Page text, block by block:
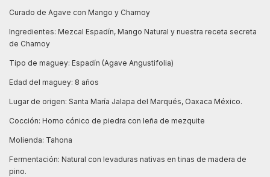
Curado de Agave con Mango y Chamoy
Ingredientes: Mezcal Espadín, Mango Natural y nuestra receta secreta
de Chamoy
Tipo de maguey: Espadín (Agave Angustifolia)
Edad del maguey: 8 años
Lugar de origen: Santa María Jalapa del Marqués, Oaxaca México.
Cocción: Horno cónico de piedra con leña de mezquite
Molienda: Tahona
Fermentación: Natural con levaduras nativas en tinas de madera de
pino.